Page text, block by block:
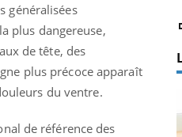
généralisées
plus dangereuse,
de tête, des
plus précoce apparaît
du ventre.
de référence des